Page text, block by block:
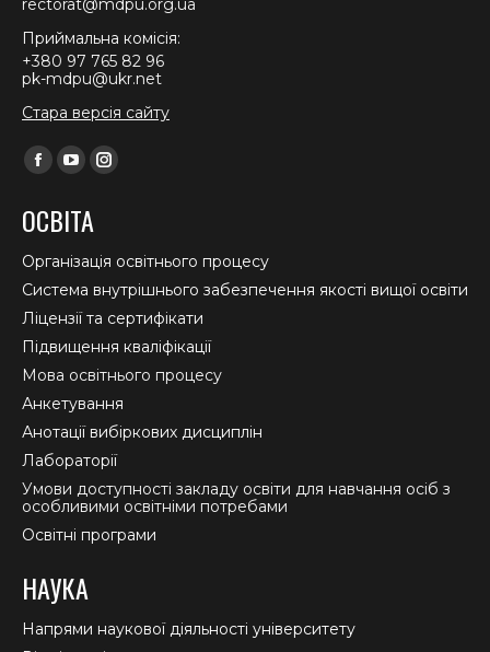
rectorat@mdpu.org.ua
Приймальна комісія:
+380 97 765 82 96
pk-mdpu@ukr.net
Стара версія сайту
Find us on:
Facebook
opens
in
new
window
YouTube
opens
in
new
window
Instagram
in
new
window
ОСВІТА
Організація освітнього процесу
Система внутрішнього забезпечення якості вищої освіти
Ліцензії та сертифікати
Підвищення кваліфікації
Мова освітнього процесу
Анкетування
Анотації вибіркових дисциплін
Лабораторії
Умови доступності закладу освіти для навчання осіб з
особливими освітніми потребами
Освітні програми
НАУКА
Напрями наукової діяльності університету